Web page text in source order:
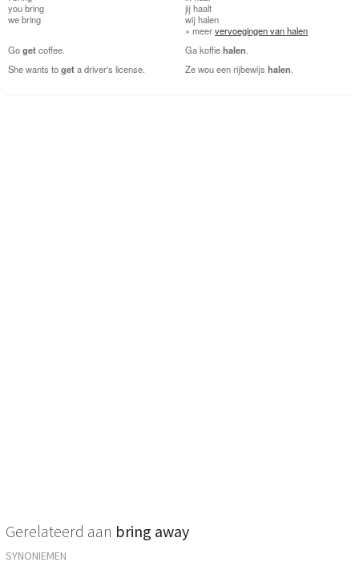
youbring
webring
jijhaalt
wijhalen
» meervervoegingen van halen
Gogetcoffee. Ga koffiehalen
She wants togeta driver's license. Ze wou een rijbewijs halen
Gerelateerd aan bring away
SYNONIEMEN